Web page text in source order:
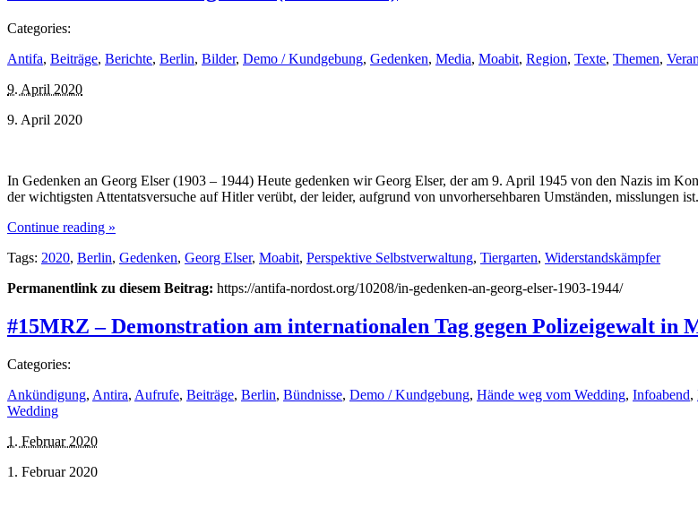
Categories:
Antifa, Beiträge, Berichte, Berlin, Bilder, Demo / Kundgebung, Gedenken, Media, Moabit, Region, Texte, Themen,
9. April 2020
9. April 2020
In Gedenken an Georg Elser (1903 – 1944) Heute gedenken wir Georg Elser, der am 9. April 1945 von den Nazis im
der wichtigsten Attentatsversuche auf Hitler verübt, der leider, aufgrund von unvorhersehbaren Umständen,
Continue reading »
Tags: 2020, Berlin, Gedenken, Georg Elser, Moabit, Perspektive Selbstverwaltung, Tiergarten, Widerstandskämpfer
Permanentlink zu diesem Beitrag: https://antifa-nordost.org/10208/in-gedenken-an-georg-elser-1903-1944/
#15MRZ – Demonstration am internationalen Tag gegen Polizeigewalt in
Categories:
Ankündigung, Antira, Aufrufe, Beiträge, Berlin, Bündnisse, Demo / Kundgebung, Hände weg vom Wedding, Infoabend,
Wedding
1. Februar 2020
1. Februar 2020